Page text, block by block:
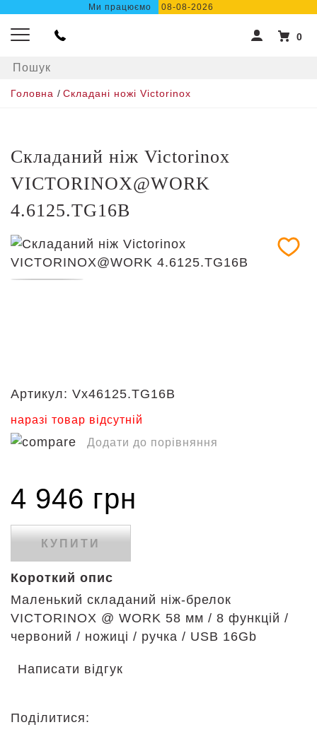
Ми працюємо 08-08-2026
0
Головна / Складані ножі Victorinox
Складаний ніж Victorinox
VICTORINOX@WORK
4.6125.TG16B
Артикул: Vx46125.TG16B
наразі товар відсутній
Додати до порівняння
4 946 грн
КУПИТИ
Короткий опис
Маленький складаний ніж-брелок
VICTORINOX @ WORK 58 мм / 8 функцій /
червоний / ножиці / ручка / USB 16Gb
Написати відгук
Поділитися: